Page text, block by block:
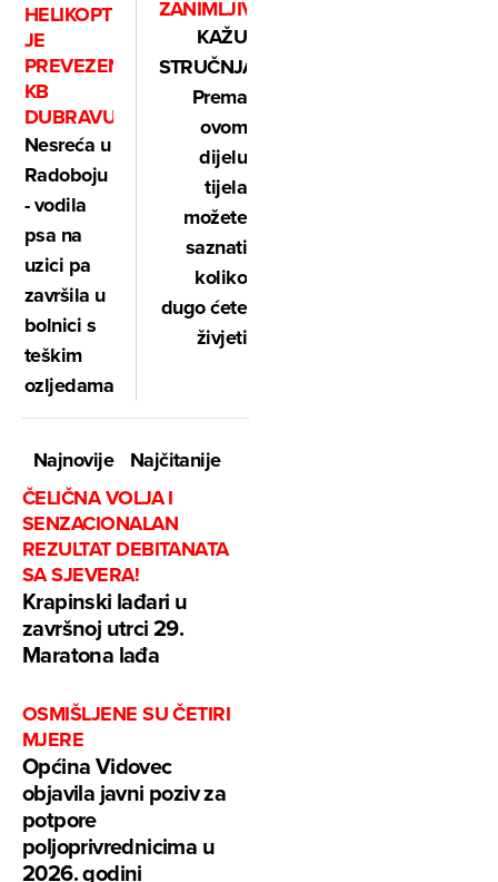
HELIKOPTEROM
JE
PREVEZENA
KB
DUBRAVU
Nesreća u
Radoboju
- vodila
psa na
uzici pa
završila u
bolnici s
teškim
ozljedama
ZANIMLJIVO
KAŽU
STRUČNJACI:
Prema
ovom
dijelu
tijela
možete
saznati
koliko
dugo ćete
živjeti
Najnovije
Najčitanije
ČELIČNA VOLJA I
SENZACIONALAN
REZULTAT DEBITANATA
SA SJEVERA!
Krapinski lađari u
završnoj utrci 29.
Maratona lađa
OSMIŠLJENE SU ČETIRI
MJERE
Općina Vidovec
objavila javni poziv za
potpore
poljoprivrednicima u
2026. godini